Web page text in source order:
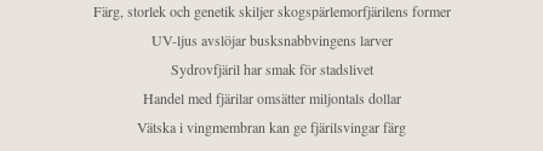
Färg, storlek och genetik skiljer skogspärlemorfjärilens former
UV-ljus avslöjar busksnabbvingens larver
Sydrovfjäril har smak för stadslivet
Handel med fjärilar omsätter miljontals dollar
Vätska i vingmembran kan ge fjärilsvingar färg